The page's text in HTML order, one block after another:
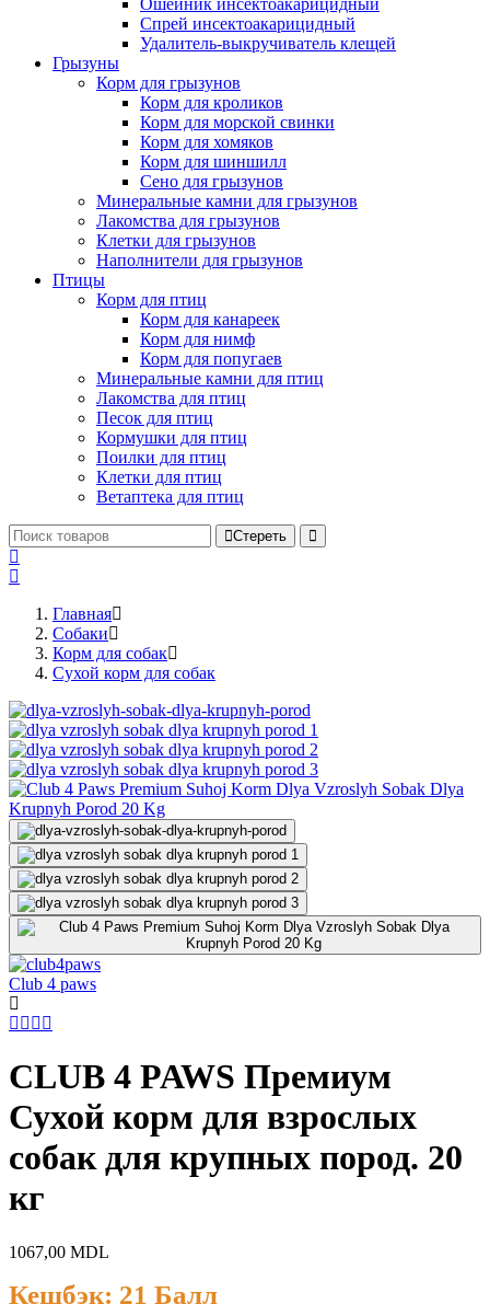
Ошейник инсектоакарицидный
Спрей инсектоакарицидный
Удалитель-выкручиватель клещей
Грызуны
Корм для грызунов
Корм для кроликов
Корм для морской свинки
Корм для хомяков
Корм для шиншилл
Сено для грызунов
Минеральные камни для грызунов
Лакомства для грызунов
Клетки для грызунов
Наполнители для грызунов
Птицы
Корм для птиц
Корм для канареек
Корм для нимф
Корм для попугаев
Минеральные камни для птиц
Лакомства для птиц
Песок для птиц
Кормушки для птиц
Поилки для птиц
Клетки для птиц
Ветаптека для птиц
Стереть
Главная
Cобаки
Корм для собак
Сухой корм для собак
Club 4 paws
CLUB 4 PAWS Премиум
Сухой корм для взрослых
собак для крупных пород. 20
кг
1067,00 MDL
Кешбэк: 21 Балл